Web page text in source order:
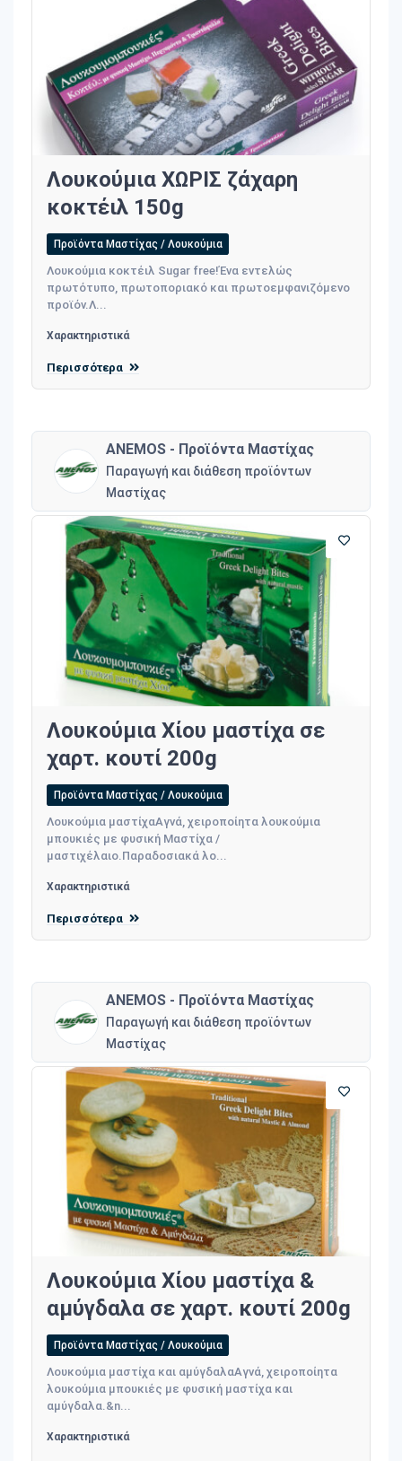
Λουκούμια ΧΩΡΙΣ ζάχαρη
κοκτέιλ 150g
Προϊόντα Μαστίχας / Λουκούμια
Λουκούμια κοκτέιλ Sugar free!Ένα εντελώς
πρωτότυπο, πρωτοποριακό και πρωτοεμφανιζόμενο
προϊόν.Λ...
Χαρακτηριστικά
Περισσότερα
ANEMOS - Προϊόντα Μαστίχας
Παραγωγή και διάθεση προϊόντων
Μαστίχας
Λουκούμια Χίου μαστίχα σε
χαρτ. κουτί 200g
Προϊόντα Μαστίχας / Λουκούμια
Λουκούμια μαστίχαΑγνά, χειροποίητα λουκούμια
μπουκιές με φυσική Μαστίχα /
μαστιχέλαιο.Παραδοσιακά λο...
Χαρακτηριστικά
Περισσότερα
ANEMOS - Προϊόντα Μαστίχας
Παραγωγή και διάθεση προϊόντων
Μαστίχας
Λουκούμια Χίου μαστίχα &
αμύγδαλα σε χαρτ. κουτί 200g
Προϊόντα Μαστίχας / Λουκούμια
Λουκούμια μαστίχα και αμύγδαλαΑγνά, χειροποίητα
λουκούμια μπουκιές με φυσική μαστίχα και
αμύγδαλα.&n...
Χαρακτηριστικά